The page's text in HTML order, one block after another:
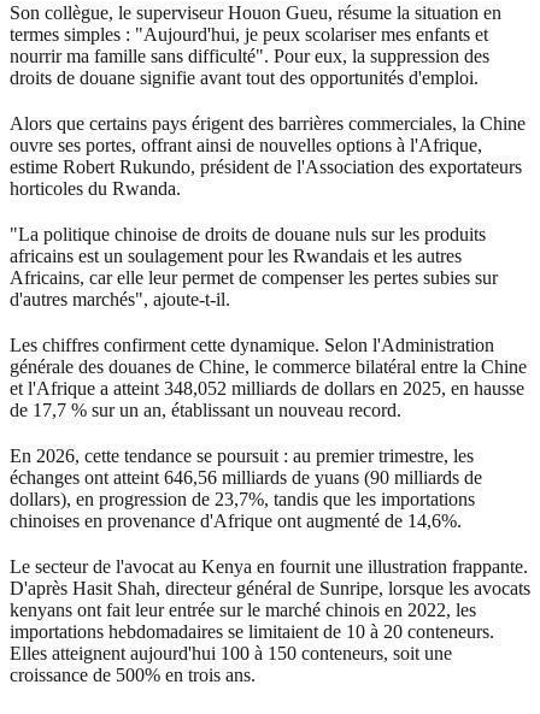
Son collègue, le superviseur Houon Gueu, résume la situation en
termes simples : "Aujourd'hui, je peux scolariser mes enfants et
nourrir ma famille sans difficulté". Pour eux, la suppression des
droits de douane signifie avant tout des opportunités d'emploi.
Alors que certains pays érigent des barrières commerciales, la Chine
ouvre ses portes, offrant ainsi de nouvelles options à l'Afrique,
estime Robert Rukundo, président de l'Association des exportateurs
horticoles du Rwanda.
"La politique chinoise de droits de douane nuls sur les produits
africains est un soulagement pour les Rwandais et les autres
Africains, car elle leur permet de compenser les pertes subies sur
d'autres marchés", ajoute-t-il.
Les chiffres confirment cette dynamique. Selon l'Administration
générale des douanes de Chine, le commerce bilatéral entre la Chine
et l'Afrique a atteint 348,052 milliards de dollars en 2025, en hausse
de 17,7 % sur un an, établissant un nouveau record.
En 2026, cette tendance se poursuit : au premier trimestre, les
échanges ont atteint 646,56 milliards de yuans (90 milliards de
dollars), en progression de 23,7%, tandis que les importations
chinoises en provenance d'Afrique ont augmenté de 14,6%.
Le secteur de l'avocat au Kenya en fournit une illustration frappante.
D'après Hasit Shah, directeur général de Sunripe, lorsque les avocats
kenyans ont fait leur entrée sur le marché chinois en 2022, les
importations hebdomadaires se limitaient de 10 à 20 conteneurs.
Elles atteignent aujourd'hui 100 à 150 conteneurs, soit une
croissance de 500% en trois ans.